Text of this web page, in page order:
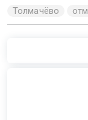
Толмачёво